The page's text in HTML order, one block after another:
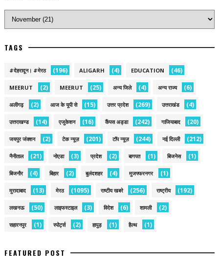
TAGS
#देहरादून। #मेरठ (196) ALIGARH (4) EDUCATION (46)
MEERUT (2) MEERUT (25) अन्य जिले (4) अन्य राज्य (6)
अलीगढ़ (2) आज के यूपी से (15) उत्तर प्रदेश (269) उत्तराखंड (4)
उत्तराखण्ड (14) एजुकेशन (16) कैंपस अड्डा (242) गाजियाबाद (20)
जयपुर जंक्शन (2) टेक न्यूज़ (201) टॉप न्यूज़ (244) नई द‍िल्ली (212)
नैनीताल (21) नोएडा (3) प्रदेश (2) बागपत (1) बिजनेस (1)
बिजनौर (4) बिहार (2) बुलंदशहर (4) मुजफ्फरनगर (1)
मुरादाबाद (13) मेरठ (1095) राष्टीय खबरे (256) राष्ट्रीय (192)
लखनऊ (50) लाइफस्टाइल (3) विदेश (6) शामली (2)
सहारनपुर (1) स्पोर्ट्स (2) हापुड़ (1) हैल्थ (1)
FEATURED POST